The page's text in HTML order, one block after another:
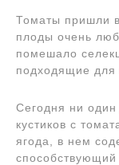
Томаты пришли
плоды очень
помешало
подходящие для
Сегодня ни один
кустиков с
ягода, в нем
способствующий